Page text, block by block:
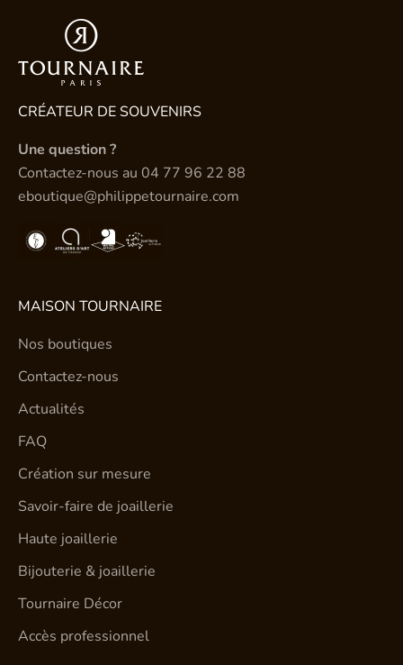
CRÉATEUR DE SOUVENIRS
Une question ?
Contactez-nous au 04 77 96 22 88
eboutique@philippetournaire.com
MAISON TOURNAIRE
Nos boutiques
Contactez-nous
Actualités
FAQ
Création sur mesure
Savoir-faire de joaillerie
Haute joaillerie
Bijouterie & joaillerie
Tournaire Décor
Accès professionnel